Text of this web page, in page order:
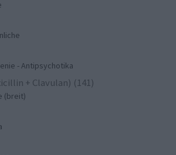
- Antipsychotika
+ Clavulan) (141)
(breit)